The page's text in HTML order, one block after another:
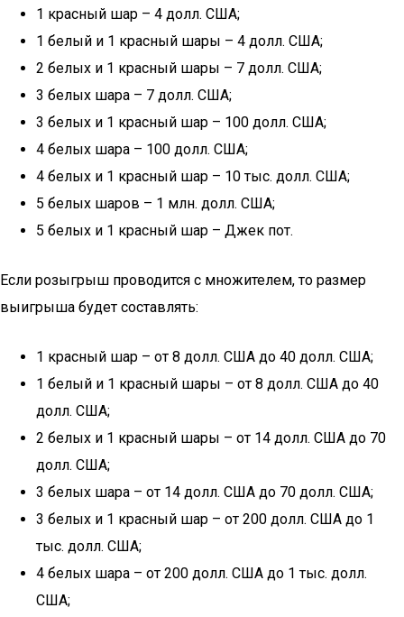
1 красный шар – 4 долл. США;
1 белый и 1 красный шары – 4 долл. США;
2 белых и 1 красный шары – 7 долл. США;
3 белых шара – 7 долл. США;
3 белых и 1 красный шар – 100 долл. США;
4 белых шара – 100 долл. США;
4 белых и 1 красный шар – 10 тыс. долл. США;
5 белых шаров – 1 млн. долл. США;
5 белых и 1 красный шар – Джек пот.
Если розыгрыш проводится с множителем, то размер
выигрыша будет составлять:
1 красный шар – от 8 долл. США до 40 долл. США;
1 белый и 1 красный шары – от 8 долл. США до 40
долл. США;
2 белых и 1 красный шары – от 14 долл. США до 70
долл. США;
3 белых шара – от 14 долл. США до 70 долл. США;
3 белых и 1 красный шар – от 200 долл. США до 1
тыс. долл. США;
4 белых шара – от 200 долл. США до 1 тыс. долл.
США;